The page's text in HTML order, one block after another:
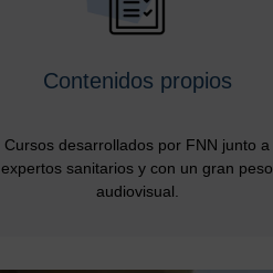
Contenidos propios
Cursos desarrollados por FNN junto a
expertos sanitarios y con un gran peso
audiovisual.